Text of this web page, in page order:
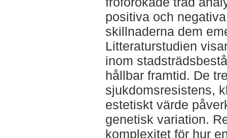
positiva och
skillnaderna dem
Litteraturstudien
inom
hållbar framtid. De
sjukdomsresistens,
estetiskt värde
genetisk variation.
komplexitet för hur